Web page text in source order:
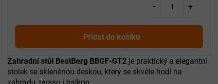
Přidat do košíku
Zahradní stůl BestBerg BBGF-GT2 je praktický a elegantní
stolek se skleněnou deskou, který se skvěle hodí na